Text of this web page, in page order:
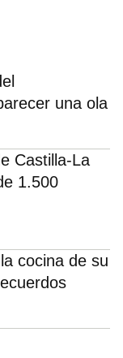
una ola
Castilla-La
1.500
cocina de su